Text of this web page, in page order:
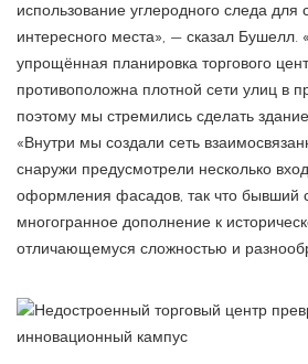
использование углеродного следа для
интересного места», — сказал Бушелл.
упрощённая планировка торгового
противоположна плотной сети улиц в
поэтому мы стремились сделать
«Внутри мы создали сеть
снаружи предусмотрели несколько
оформления фасадов, так что бывший
многогранное дополнение к
отличающемуся сложностью и